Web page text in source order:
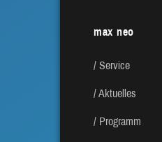
max neo
Service
Aktuelles
Programm